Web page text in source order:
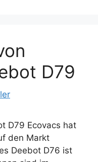
D79
D79 Ecovacs hat
den Markt
Deebot D76 ist